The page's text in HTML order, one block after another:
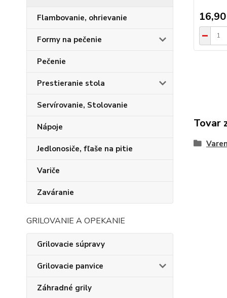
Flambovanie, ohrievanie
Formy na pečenie
Pečenie
Prestieranie stola
Servírovanie, Stolovanie
Nápoje
Jedlonosiče, fľaše na pitie
Variče
Zaváranie
GRILOVANIE A OPEKANIE
Grilovacie súpravy
Grilovacie panvice
Záhradné grily
Tovar